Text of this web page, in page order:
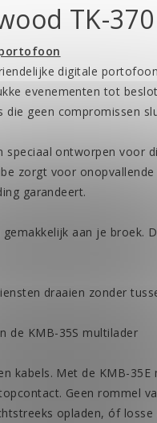
TK-
digitale
evenementen tot
geen compromissen
ontworpen voor
zorgt voor
garandeert.
aan je broek.
draaien zonder
de KMB-35S multilader
kabels. Met de KMB-35E
Geen rommel
opladen, óf